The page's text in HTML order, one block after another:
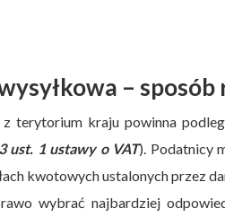
–
z terytorium kraju powinna
ust. 1 ustawy o VAT). Podatnicy
kwotowych ustalonych przez
wybrać najbardziej